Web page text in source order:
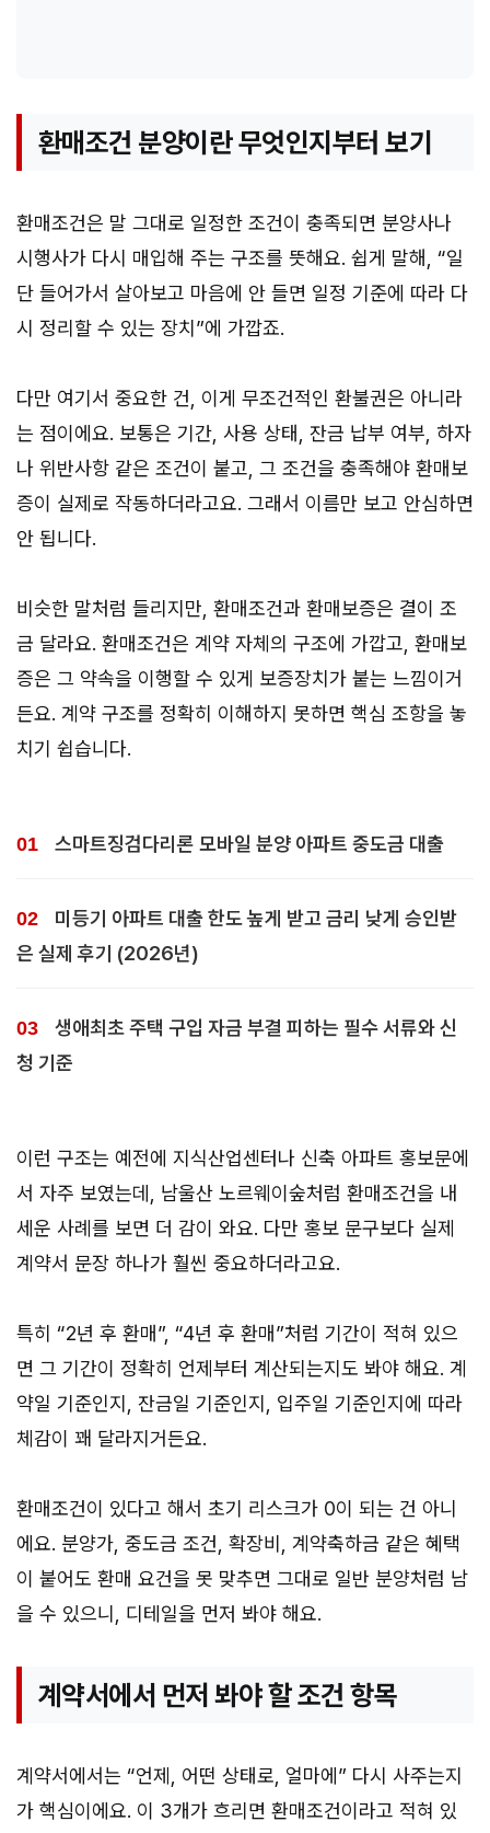
환매조건 분양이란 무엇인지부터 보기
환매조건은 말 그대로 일정한 조건이 충족되면 분양사나
시행사가 다시 매입해 주는 구조를 뜻해요. 쉽게 말해, “일
단 들어가서 살아보고 마음에 안 들면 일정 기준에 따라 다
시 정리할 수 있는 장치”에 가깝죠.
다만 여기서 중요한 건, 이게 무조건적인 환불권은 아니라
는 점이에요. 보통은 기간, 사용 상태, 잔금 납부 여부, 하자
나 위반사항 같은 조건이 붙고, 그 조건을 충족해야 환매보
증이 실제로 작동하더라고요. 그래서 이름만 보고 안심하면
안 됩니다.
비슷한 말처럼 들리지만, 환매조건과 환매보증은 결이 조
금 달라요. 환매조건은 계약 자체의 구조에 가깝고, 환매보
증은 그 약속을 이행할 수 있게 보증장치가 붙는 느낌이거
든요. 계약 구조를 정확히 이해하지 못하면 핵심 조항을 놓
치기 쉽습니다.
스마트징검다리론 모바일 분양 아파트 중도금 대출
미등기 아파트 대출 한도 높게 받고 금리 낮게 승인받
은 실제 후기 (2026년)
생애최초 주택 구입 자금 부결 피하는 필수 서류와 신
청 기준
이런 구조는 예전에 지식산업센터나 신축 아파트 홍보문에
서 자주 보였는데, 남울산 노르웨이숲처럼 환매조건을 내
세운 사례를 보면 더 감이 와요. 다만 홍보 문구보다 실제
계약서 문장 하나가 훨씬 중요하더라고요.
특히 “2년 후 환매”, “4년 후 환매”처럼 기간이 적혀 있으
면 그 기간이 정확히 언제부터 계산되는지도 봐야 해요. 계
약일 기준인지, 잔금일 기준인지, 입주일 기준인지에 따라
체감이 꽤 달라지거든요.
환매조건이 있다고 해서 초기 리스크가 0이 되는 건 아니
에요. 분양가, 중도금 조건, 확장비, 계약축하금 같은 혜택
이 붙어도 환매 요건을 못 맞추면 그대로 일반 분양처럼 남
을 수 있으니, 디테일을 먼저 봐야 해요.
계약서에서 먼저 봐야 할 조건 항목
계약서에서는 “언제, 어떤 상태로, 얼마에” 다시 사주는지
가 핵심이에요. 이 3개가 흐리면 환매조건이라고 적혀 있